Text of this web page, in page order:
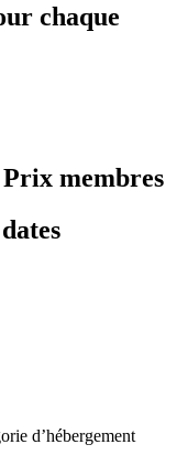
chaque
membres
d’hébergement